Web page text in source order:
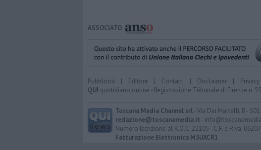
ASSOCIATO
Pubblicità | Editore | Contatti | Disclaimer | Privacy
QUI quotidiano online - Registrazione Tribunale di Firenze n.
Toscana Media Channel srl- Via Dei Martelli, 8 -
redazione@toscanamedia.it -
Numero Iscrizione al R.O.C: 22105 - C.F. e P.Iva:
Fatturazione Elettronica M5UXCR1